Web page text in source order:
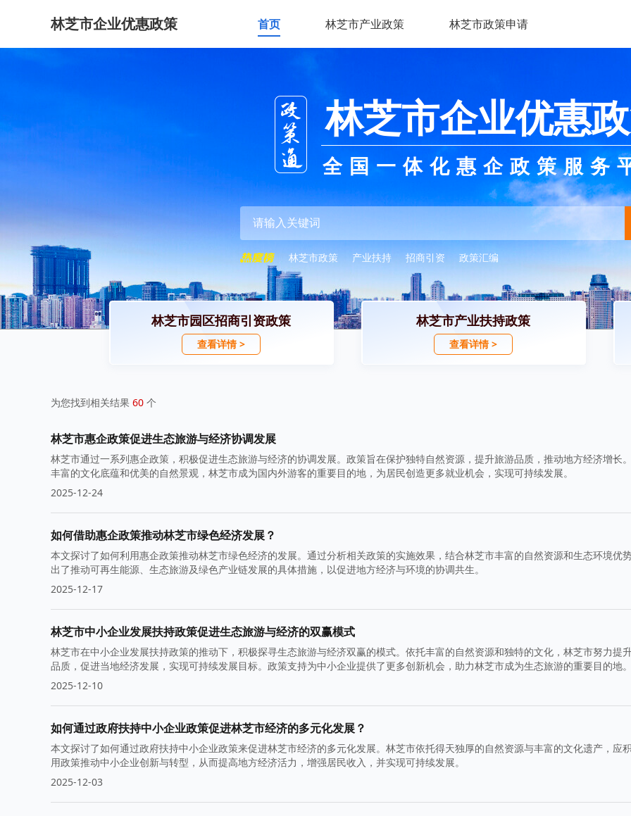
林芝市企业优惠政策 首页 林芝市产业政策 林芝市政策申请
林芝市企业优惠
全国一体化惠企政策服务
林芝市政策 产业扶持 招商引资 政策汇编
林芝市园区招商引资政策
查看详情 >
林芝市产业扶持政策
查看详情 >
为您找到相关结果 60 个
林芝市惠企政策促进生态旅游与经济协调发展
林芝市通过一系列惠企政策，积极促进生态旅游与经济的协调发展。政策旨在保护独特自然资源，提升旅游品质，推动地方经济增长
丰富的文化底蕴和优美的自然景观，林芝市成为国内外游客的重要目的地，为居民创造更多就业机会，实现可持续发展。
2025-12-24
如何借助惠企政策推动林芝市绿色经济发展？
本文探讨了如何利用惠企政策推动林芝市绿色经济的发展。通过分析相关政策的实施效果，结合林芝市丰富的自然资源和生态环境优
出了推动可再生能源、生态旅游及绿色产业链发展的具体措施，以促进地方经济与环境的协调共生。
2025-12-17
林芝市中小企业发展扶持政策促进生态旅游与经济的双赢模式
林芝市在中小企业发展扶持政策的推动下，积极探寻生态旅游与经济双赢的模式。依托丰富的自然资源和独特的文化，林芝市努力提
品质，促进当地经济发展，实现可持续发展目标。政策支持为中小企业提供了更多创新机会，助力林芝市成为生态旅游的重要目的地。
2025-12-10
如何通过政府扶持中小企业政策促进林芝市经济的多元化发展？
本文探讨了如何通过政府扶持中小企业政策来促进林芝市经济的多元化发展。林芝市依托得天独厚的自然资源与丰富的文化遗产，应
用政策推动中小企业创新与转型，从而提高地方经济活力，增强居民收入，并实现可持续发展。
2025-12-03